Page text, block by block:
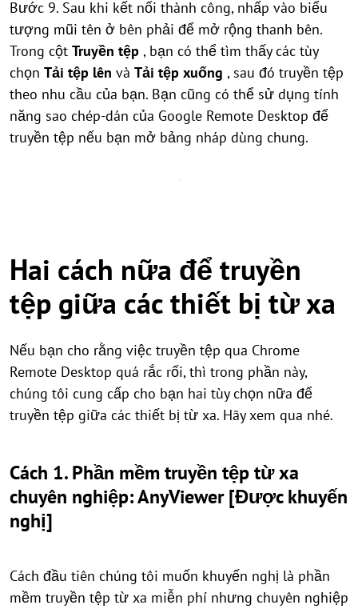
Bước 9. Sau khi kết nối thành công, nhấp vào biểu
tượng mũi tên ở bên phải để mở rộng thanh bên.
Trong cột Truyền tệp , bạn có thể tìm thấy các tùy
chọn Tải tệp lên và Tải tệp xuống , sau đó truyền tệp
theo nhu cầu của bạn. Bạn cũng có thể sử dụng tính
năng sao chép-dán của Google Remote Desktop để
truyền tệp nếu bạn mở bảng nháp dùng chung.
Hai cách nữa để truyền
tệp giữa các thiết bị từ xa
Nếu bạn cho rằng việc truyền tệp qua Chrome
Remote Desktop quá rắc rối, thì trong phần này,
chúng tôi cung cấp cho bạn hai tùy chọn nữa để
truyền tệp giữa các thiết bị từ xa. Hãy xem qua nhé.
Cách 1. Phần mềm truyền tệp từ xa
chuyên nghiệp: AnyViewer [Được khuyến
nghị]
Cách đầu tiên chúng tôi muốn khuyến nghị là phần
mềm truyền tệp từ xa miễn phí nhưng chuyên nghiệp